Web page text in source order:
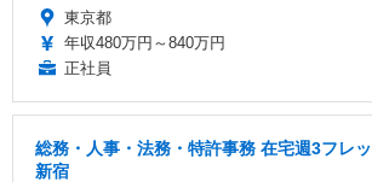
東京都
年収480万円～840万円
正社員
総務・人事・法務・特許事務 在宅週3フレ
新宿